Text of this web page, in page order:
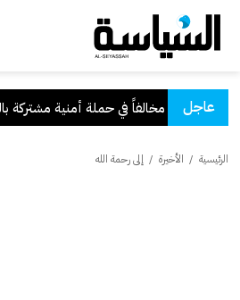
عاجلبالتعاون مع "القوى العاملة"
الرئيسية / الأخيرة / إلى رحمة الله